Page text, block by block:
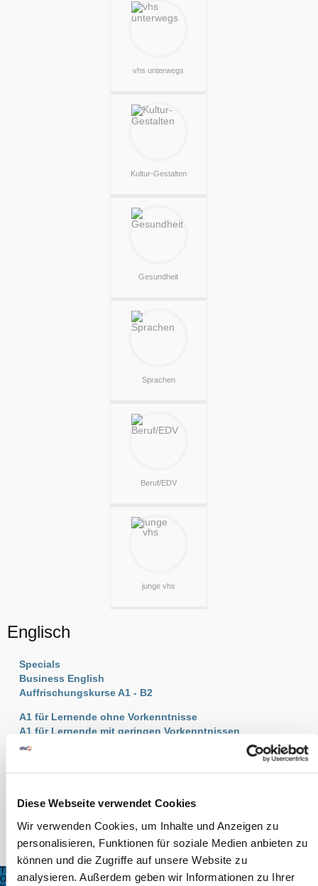
Diese Webseite verwendet Cookies
Wir verwenden Cookies, um Inhalte und Anzeigen zu
personalisieren, Funktionen für soziale Medien anbieten zu
können und die Zugriffe auf unsere Website zu
analysieren. Außerdem geben wir Informationen zu Ihrer
vhs unterwegs
Kultur-Gestalten
Gesundheit
Sprachen
Beruf/EDV
junge vhs
Englisch
Specials
Business English
Auffrischungskurse A1 - B2
A1 für Lernende ohne Vorkenntnisse
A1 für Lernende mit geringen Vorkenntnissen
A2 Standardkurse
B1 Conversation
B2 Standardkurse
B2 Conversation
C1 Conversation
TITEL
ORT